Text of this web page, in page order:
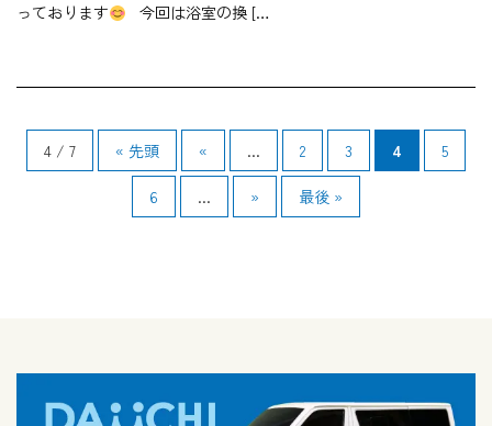
っております
今回は浴室の換 […
4 / 7 « 先頭 « ... 2 3 4 5
6 ... » 最後 »